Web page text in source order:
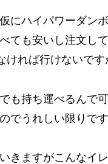
にハイパワーダン
ても安いし注文し
れば行けないです
も持ち運べるんで
でうれしい限りです
きますがこんなイ